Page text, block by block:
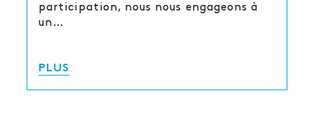
participation, nous nous engageons à
un…
PLUS